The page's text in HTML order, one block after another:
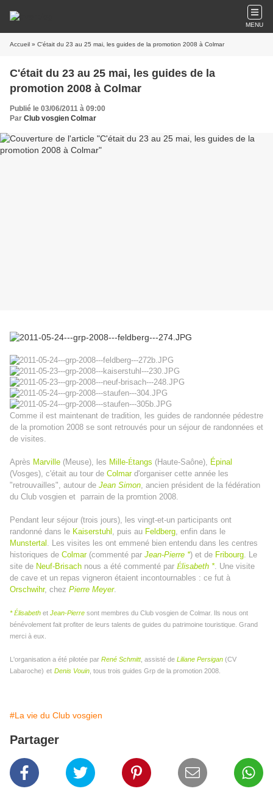
MENU
Accueil » C'était du 23 au 25 mai, les guides de la promotion 2008 à Colmar
C'était du 23 au 25 mai, les guides de la
promotion 2008 à Colmar
Publié le 03/06/2011 à 09:00
Par Club vosgien Colmar
Comme il est maintenant de tradition, les guides de randonnée pédestre
de la promotion 2008 se sont retrouvés pour un séjour de randonnées et
de visites.
Après Marville (Meuse), les Mille-Étangs (Haute-Saône), Épinal
(Vosges), c'était au tour de Colmard'organiser cette année les
"retrouvailles", autour de Jean Simon, ancien président de la fédération
du Club vosgien et parrain de la promtion 2008.
Pendant leur séjour (trois jours), les vingt-et-un participants ont
randonné dans le Kaiserstuhl , puis au Feldberg, enfin dans le
Munstertal . Les visites les ont emmené bien entendu dans les centres
historiques de Colmar(commenté par Jean-Pierre *) et de Fribourg. Le
site de Neuf-Brisach nous a été commenté par Élisabeth *. Une visite
de cave et un repas vigneron étaient incontournables : ce fut à
Orschwihr, chez Pierre Meyer.
* Élisabeth et Jean-Pierre sont membres du Club vosgien de Colmar. Ils nous ont
bénévolement fait profiter de leurs talents de guides du patrimoine touristique. Grand
merci à eux.
L'organisation a été pilotée par René Schmitt, assisté de Liliane Persigan (CV
Labaroche) et Denis Vouin , tous trois guides Grp de la promotion 2008.
#La vie du Club vosgien
Partager